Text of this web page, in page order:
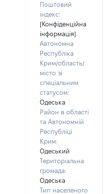
Поштовий
індекс:
[Конфіденційна
інформація]
Автономна
Республіка
Крим/область/
місто зі
спеціальним
статусом:
Одеська
Район в області
та Автономній
Республіці
Крим:
Одеський
Територіальна
громада:
Одеська
Тип населеного